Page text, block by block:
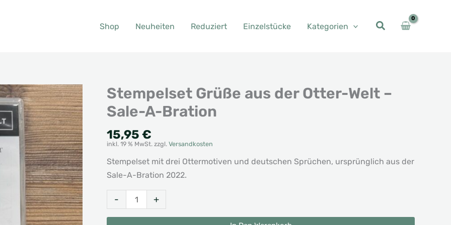
Shop Neuheiten Reduziert Einzelstücke Kategorien
Stempelset Grüße aus der Otter-Welt –
Sale-A-Bration
15,95 €
inkl. 19 % MwSt. zzgl. Versandkosten
Stempelset mit drei Ottermotiven und deutschen Sprüchen, ursprünglich aus der
Sale-A-Bration 2022.
-
Stempelset
Grüße
+